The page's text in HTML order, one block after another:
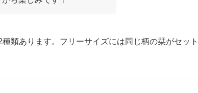
類あります。フリーサイズには同じ柄の栞がセット